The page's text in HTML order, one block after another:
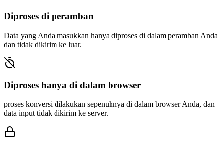
Diproses di peramban
Data yang Anda masukkan hanya diproses di dalam peramban Anda
dan tidak dikirim ke luar.
Diproses hanya di dalam browser
proses konversi dilakukan sepenuhnya di dalam browser Anda, dan
data input tidak dikirim ke server.